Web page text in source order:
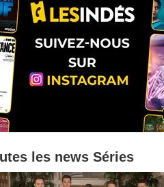
les news Séries